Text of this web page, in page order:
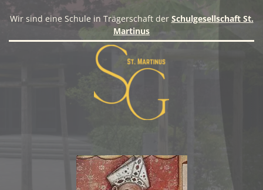
Wir sind eine Schule in Trägerschaft der Schulgesellschaft St.
Martinus